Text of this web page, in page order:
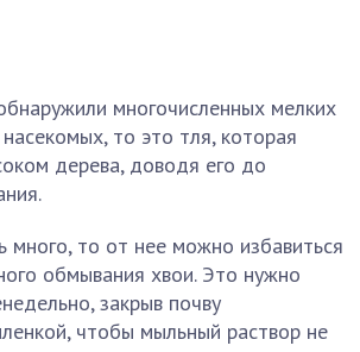
многочисленных мелких
то это тля, которая
дерева, доводя его до
много, то от нее можно избавиться
обмывания хвои. Это нужно
закрыв почву
чтобы мыльный раствор не